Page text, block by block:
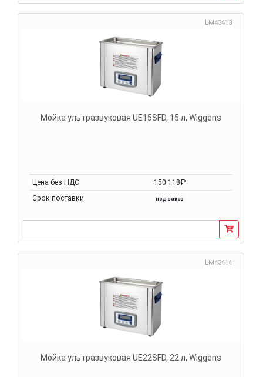
LM43413
Мойка ультразвуковая UE15SFD, 15 л, Wiggens
Цена без НДС
150 118₽
Срок поставки
под заказ
LM43414
Мойка ультразвуковая UE22SFD, 22 л, Wiggens